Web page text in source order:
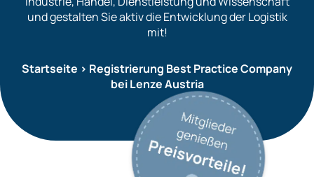
und gestalten Sie aktiv die Entwicklung der Logistik
mit!
Startseite > Registrierung Best Practice Company
bei Lenze Austria